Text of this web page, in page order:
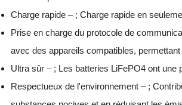
Charge rapide – ; Charge rapide en
Prise en charge du protocole de
avec des appareils compatibles,
Ultra sûr – ; Les batteries LiFePO4 ont une
Respectueux de l'environnement – ;